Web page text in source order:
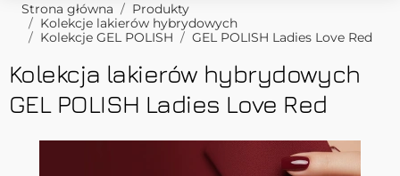
Strona główna / Produkty
/ Kolekcje lakierów hybrydowych
/ Kolekcje GEL POLISH / GEL POLISH Ladies Love Red
Kolekcja lakierów hybrydowych
GEL POLISH Ladies Love Red